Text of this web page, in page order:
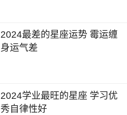
2024最差的星座运势 霉运缠
身运气差
2024学业最旺的星座 学习优
秀自律性好